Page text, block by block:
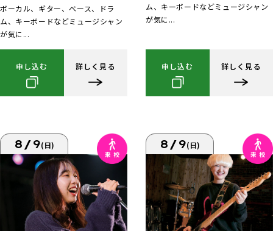
ボーカル、ギター、ベース、ドラ
ム、キーボードなどミュージシャン
が気に...
申し込む 詳しく見る
ム、キーボードなどミュージシャン
が気に...
申し込む 詳しく見る
8/9(日) 8/9(日)